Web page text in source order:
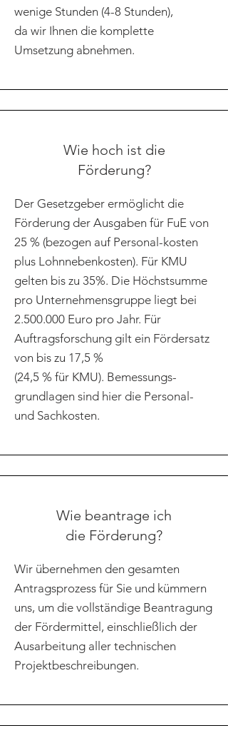
wenige Stunden (4-8 Stunden),
da wir Ihnen die komplette
Umsetzung abnehmen.
Wie hoch ist die
Förderung?
Der Gesetzgeber ermöglicht die
Förderung der Ausgaben für FuE von
25 % (bezogen auf Personal-kosten
plus Lohnnebenkosten). Für KMU
gelten bis zu 35%. Die Höchstsumme
pro Unternehmensgruppe liegt bei
2.500.000 Euro pro Jahr. Für
Auftragsforschung gilt ein Fördersatz
von bis zu 17,5 %
(24,5 % für KMU). Bemessungs-
grundlagen sind hier die Personal-
und Sachkosten.
Wie beantrage ich
die Förderung?
Wir übernehmen den gesamten
Antragsprozess für Sie und kümmern
uns, um die vollständige Beantragung
der Fördermittel, einschließlich der
Ausarbeitung aller technischen
Projektbeschreibungen.